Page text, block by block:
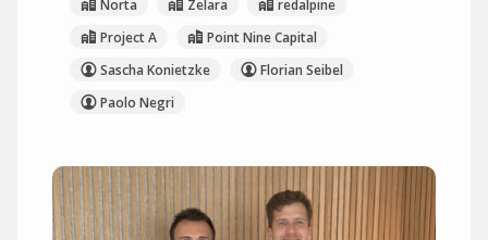
Norta
Zelara
redalpine
Project A
Point Nine Capital
Sascha Konietzke
Florian Seibel
Paolo Negri